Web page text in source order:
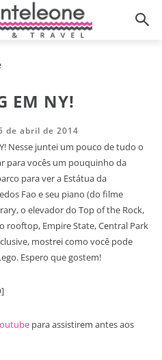
EM NY!
de abril de 2014
Nesse juntei um pouco de tudo o
para vocês um pouquinho da
para ver a Estátua da
Fao e seu piano (do filme
o elevador do Top of the Rock,
rooftop, Empire State, Central Park
mostrei como você pode
Espero que gostem!
para assistirem antes aos